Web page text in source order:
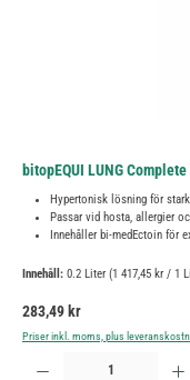
bitopEQUI LUNG
Hypertonisk lösning för
Passar vid hosta, allergier
Innehåller bi-medEctoin för
Innehåll: 0.2 Liter (1 417,45 kr / 1
Ordinarie pris:
283,49 kr
Priser inkl. moms, plus
Produktkvantitet: Ange önskat